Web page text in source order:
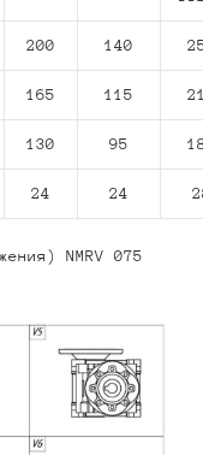
200 140
165 115
130 95
24 24
NMRV 075